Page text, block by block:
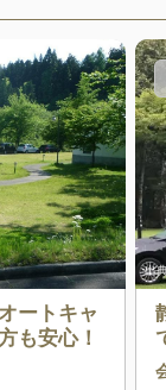
ートキャ
も安心！
出